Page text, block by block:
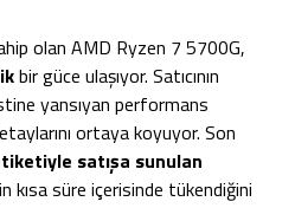
olan AMD Ryzen 7 5700G,
bir güce ulaşıyor. Satıcının
yansıyan performans
ortaya koyuyor. Son
satışa sunulan
kısa süre içerisinde tükendiğini